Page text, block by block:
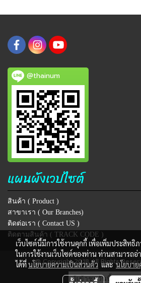
@thainum
แผนผังเวปไซต์
สินค้า ( Product )
สาขาเรา ( Our Branches)
ติดต่อเรา ( Contact US )
ติดตามสินค้า ( TRACK CODE )
@ Copyright 2018 All Rights
ผู้เข้าชมวันนี้
เว็บไซต์นี้มีการใช้งานคุกกี้ เพื่อเพิ่มประสิท
ในการใช้งานเว็บไซต์ของท่าน ท่านสามารถอ่
ได้ที่นโยบายความเป็นส่วนตัว และนโยบาย